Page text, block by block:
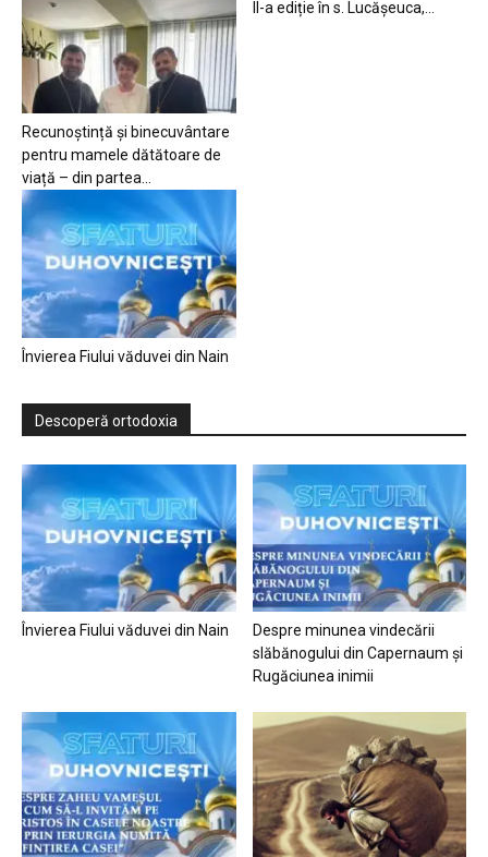
Recunoștință și binecuvântare
pentru mamele dătătoare de
viață – din partea...
II-a ediție în s. Lucășeuca,...
Învierea Fiului văduvei din Nain
Descoperă ortodoxia
Învierea Fiului văduvei din Nain
Despre minunea vindecării
slăbănogului din Capernaum și
Rugăciunea inimii